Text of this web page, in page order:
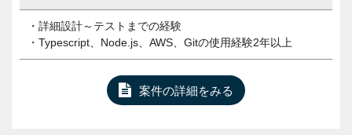
・詳細設計～テストまでの経験
・Typescript、Node.js、AWS、Gitの使用経験2年以上
案件の詳細をみる